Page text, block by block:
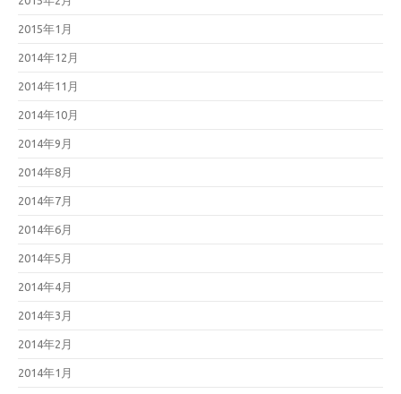
2015年1月
2014年12月
2014年11月
2014年10月
2014年9月
2014年8月
2014年7月
2014年6月
2014年5月
2014年4月
2014年3月
2014年2月
2014年1月